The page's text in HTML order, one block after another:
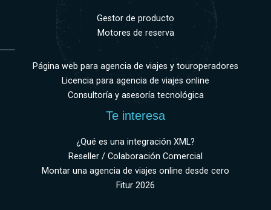
Gestor de producto
Motores de reserva
Página web para agencia de viajes y touroperadores
Licencia para agencia de viajes online
Consultoría y asesoría tecnológica
Te interesa
¿Qué es una integración XML?
Reseller / Colaboración Comercial
Montar una agencia de viajes online desde cero
Fitur 2026